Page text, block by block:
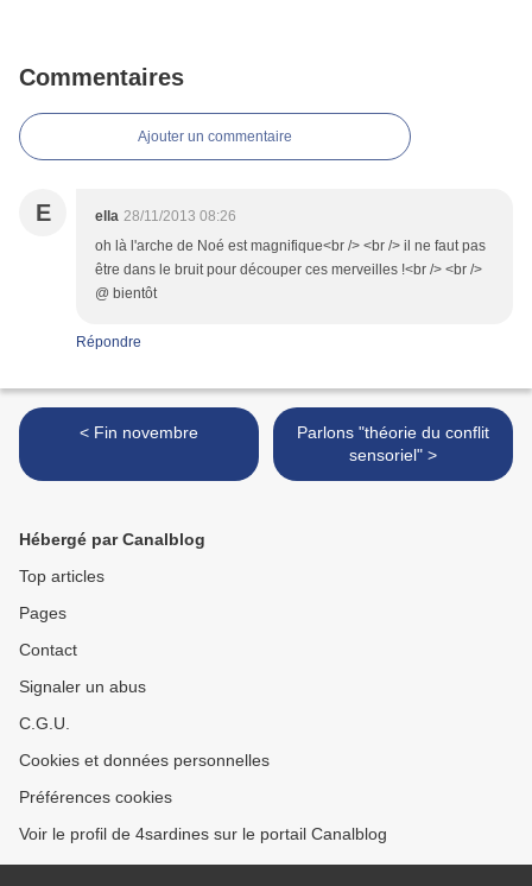
Commentaires
Ajouter un commentaire
E ella 28/11/2013 08:26
oh là l'arche de Noé est magnifique<br /> <br /> il ne faut pas
être dans le bruit pour découper ces merveilles !<br /> <br />
@ bientôt
Répondre
< Fin novembre
Parlons "théorie du conflit
sensoriel" >
Hébergé par Canalblog
Top articles
Pages
Contact
Signaler un abus
C.G.U.
Cookies et données personnelles
Préférences cookies
Voir le profil de 4sardines sur le portail Canalblog